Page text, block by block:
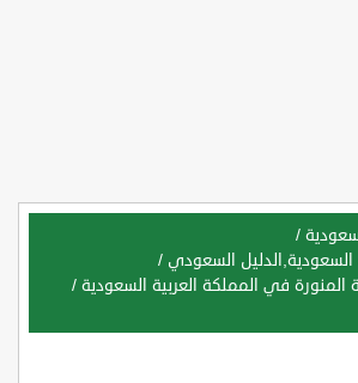
/
السعودية,الدليل السعودي /
المنورة في المملكة العربية السعودية /